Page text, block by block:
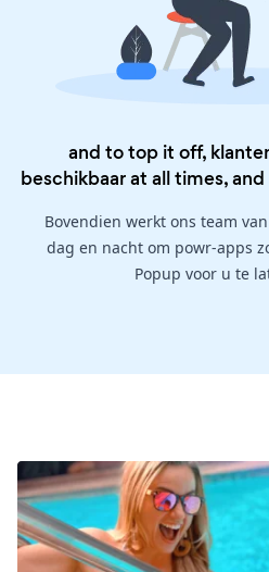
and to top it off,
beschikbaar at all times,
Bovendien werkt ons team
dag en nacht om powr-apps
Popup voor u te